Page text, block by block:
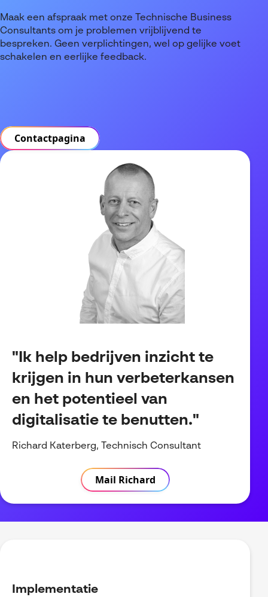
Maak een afspraak met onze Technische Business
Consultants om je problemen vrijblijvend te
bespreken. Geen verplichtingen, wel op gelijke voet
schakelen en eerlijke feedback.
Contactpagina
"Ik help bedrijven inzicht te
krijgen in hun verbeterkansen
en het potentieel van
digitalisatie te benutten."
Richard Katerberg, Technisch Consultant
Mail Richard
Implementatie